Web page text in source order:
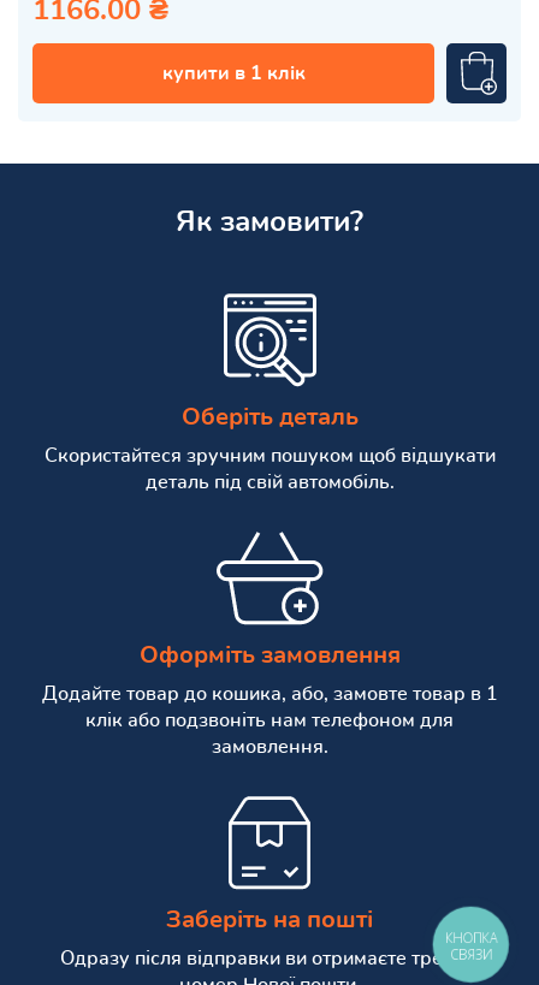
1166.00 ₴
купити в 1 клік
Як замовити?
Оберіть деталь
Скористайтеся зручним пошуком щоб відшукати
деталь під свій автомобіль.
Оформіть замовлення
Додайте товар до кошика, або, замовте товар в 1
клік або подзвоніть нам телефоном для
замовлення.
Заберіть на пошті
Одразу після відправки ви отримаєте трекінг
КНОПКА
СВЯЗИ